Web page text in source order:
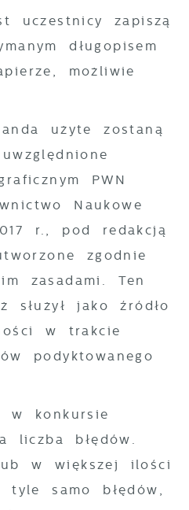
uczestnicy zapiszą
długopisem
możliwie
użyte zostaną
PWN
Naukowe
r., pod redakcją
zgodnie
zasadami. Ten
służył jako źródło
w trakcie
podyktowanego
w konkursie
liczba błędów.
w większej ilości
tyle samo błędów,